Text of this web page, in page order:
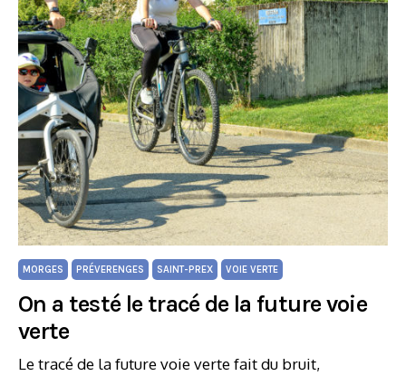
MORGES PRÉVERENGES SAINT-PREX VOIE VERTE
On a testé le tracé de la future voie
verte
Le tracé de la future voie verte fait du bruit,